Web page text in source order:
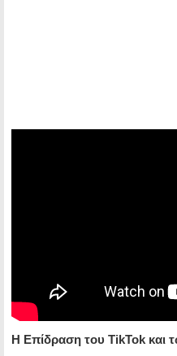
Η Επίδραση του TikTok και